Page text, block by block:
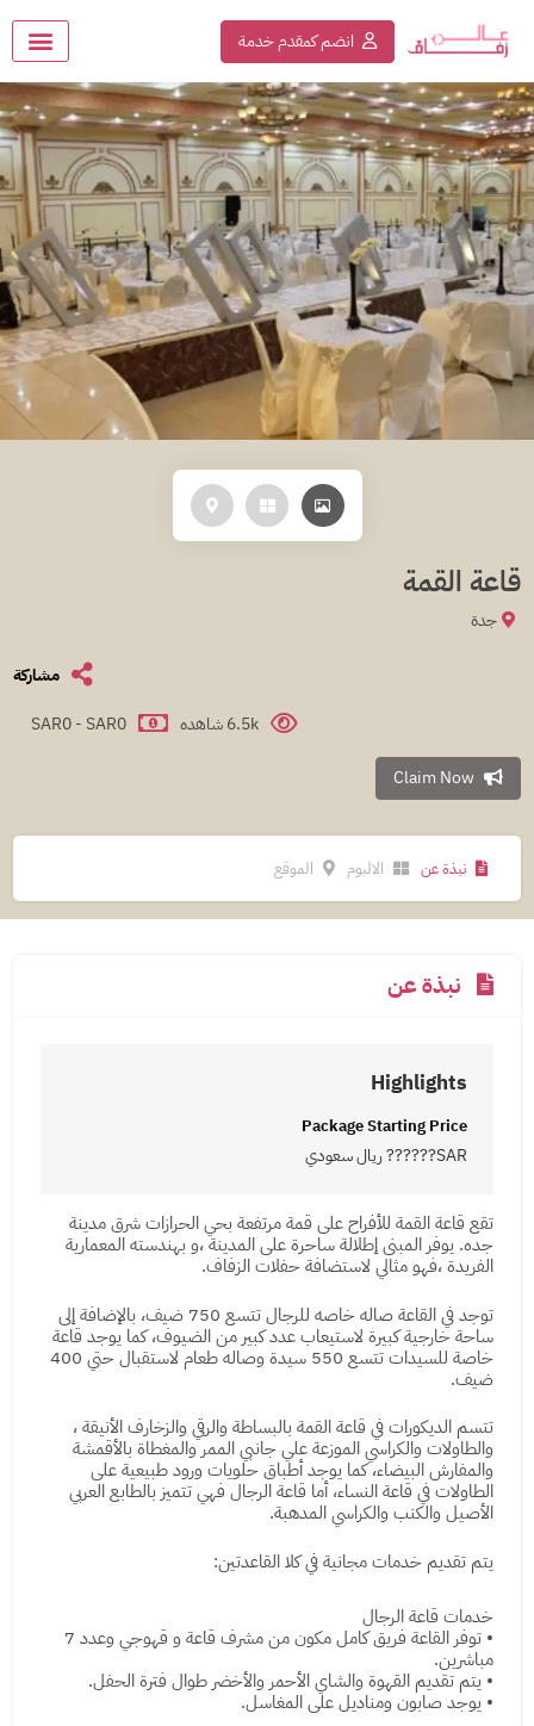
انضم كمقدم خدمة
قاعة القمة
جدة
مشاركة
SAR0 - SAR0
6.5k شاهده
Claim Now
نبذة عن الالبوم الموقع
نبذة عن
Highlights
Package Starting Price
SAR?????? ريال سعودي
تقع قاعة القمة للأفراح على قمة مرتفعة بحي الحرازات شرق مدينة
جده. يوفر المبنى إطلالة ساحرة على المدينة ،و بهندسته المعمارية
الفريدة ،فهو مثالي لاستضافة حفلات الزفاف.
توجد في القاعة صاله خاصه للرجال تتسع 750 ضيف، بالإضافة إلى
ساحة خارجية كبيرة لاستيعاب عدد كبير من الضيوف، كما يوجد قاعة
خاصة للسيدات تتسع 550 سيدة وصاله طعام لاستقبال حتي 400
ضيف.
تتسم الديكورات في قاعة القمة بالبساطة والرقي والزخارف الأنيقة ،
والطاولات والكراسي الموزعة علي جانبي الممر والمغطاة بالأقمشة
والمفارش البيضاء، كما يوجد أطباق حلويات ورود طبيعية على
الطاولات في قاعة النساء، أما قاعة الرجال فهي تتميز بالطابع العربي
الأصيل والكنب والكراسي المدهبة.
يتم تقديم خدمات مجانية في كلا القاعدتين:
خدمات قاعة الرجال
• توفر القاعة فريق كامل مكون من مشرف قاعة و قهوجي وعدد 7
مباشرين.
• يتم تقديم القهوة والشاي الأحمر والأخضر طوال فترة الحفل.
• يوجد صابون ومناديل على المغاسل.